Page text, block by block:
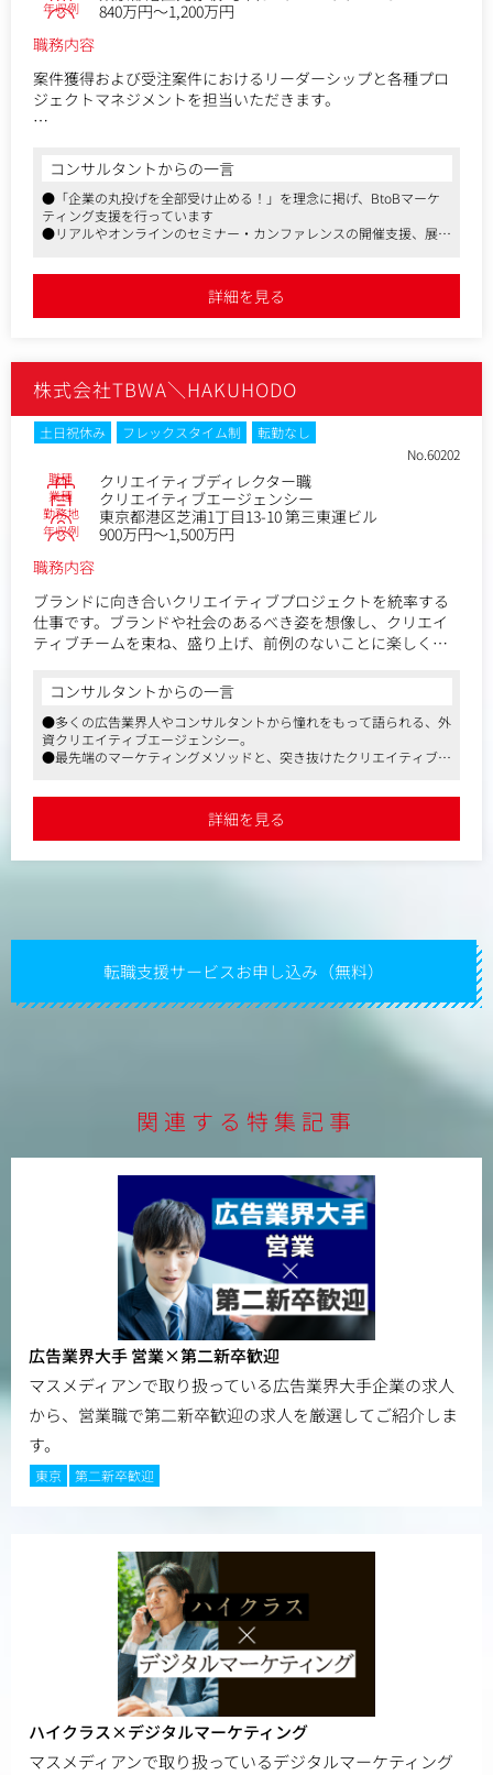
・コミュニケーション施策の高度化に向けた実行およびディ
レクション
・チームリードと後輩育成、マネジメント
年収例
840万円～1,200万円
職務内容
案件獲得および受注案件におけるリーダーシップと各種プロ
ジェクトマネジメントを担当いただきます。
・継続的なコネクション作り
・既存顧客、プロスペクトへの継続的コミュニケーション
・課題ヒアリングと提案機会の創出
▼企画・プレゼン・受注：売上獲得に責任を持つ
・提案PJのリーダーシップ
・企画内容の最終ジャッジ
▼受注案件：円滑な進行管理とリーダーシップ、顧客満足に
責任を持つ
・PJ体制構築（社内および外部パートナー）
・全体プロジェクト進行進捗管理責任
・顧客とのコミュニケーション責任
・日常的なアウトプット品質の管理
・各種会議体のファシリテーション
・PJ中に発生する課題の抽出と解決
・軌道修正、イレギュラーへの迅速な対応
・顧客への見積作成、更新、金額交渉
コンサルタントからの一言
●「企業の丸投げを全部受け止める！」を理念に掲げ、BtoBマーケ
ティング支援を行っています
●リアルやオンラインのセミナー・カンファレンスの開催支援、展示
ョンやブランディングのサポートを行っています
●個性的な評価制度を持っていることも特徴です。昇進は挙手制。社
員自らの申告で昇進の交渉を行い、マネージャー陣による総合評価を
詳細を見る
株式会社TBWA＼HAKUHODO
土日祝休み フレックスタイム制
転勤なし
No.60202
職種 クリエイティブディレクター職
業種 クリエイティブエージェンシー
勤務地 東京都港区芝浦1丁目13-10 第三東運ビル
年収例
900万円～1,500万円
職務内容
ブランドに向き合いクリエイティブプロジェクトを統率する
仕事です。ブランドや社会のあるべき姿を想像し、クリエイ
ティブチームを束ね、盛り上げ、前例のないことに楽しく挑
＜具体的な職務内容＞
・ブランド担当者のパートナーとなり、戦略から表現までを
一気通貫して設計する
・クリエイティブチームのリーダーとして、コピーライタ
ンプランナー、デジタルプランナー、PRプランナーにそれぞ
れ的確なディレクションを遂行し、課題を高度に解決するク
コンサルタントからの一言
●多くの広告業界人やコンサルタントから憧れをもって語られる、外
資クリエイティブエージェンシー。
●最先端のマーケティングメソッドと、突き抜けたクリエイティブ力
詳細を見る
転職支援サービスお申し込み（無料）
関連する特集記事
広告業界大手 営業×第二新卒歓迎
マスメディアンで取り扱っている広告業界大手企業の求人
から、営業職で第二新卒歓迎の求人を厳選してご紹介しま
す。
東京 第二新卒歓迎
ハイクラス×デジタルマーケティング
マスメディアンで取り扱っているデジタルマーケティング